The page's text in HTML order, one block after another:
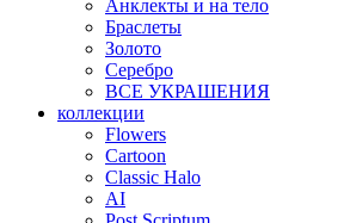
Анклекты и на тело
Браслеты
Золото
Серебро
ВСЕ УКРАШЕНИЯ
коллекции
Flowers
Cartoon
Classic Halo
AI